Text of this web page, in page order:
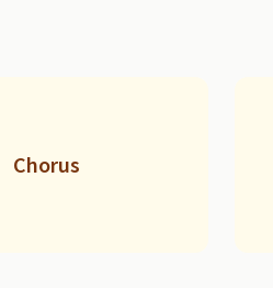
Chorus